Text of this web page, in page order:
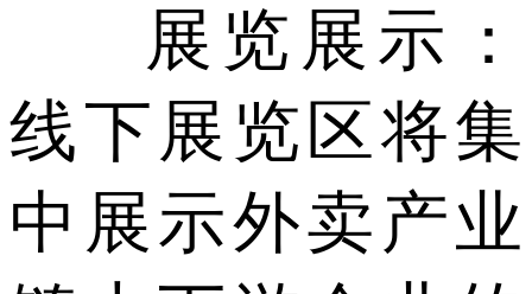
展览展示：
线下展览区将集
中展示外卖产业